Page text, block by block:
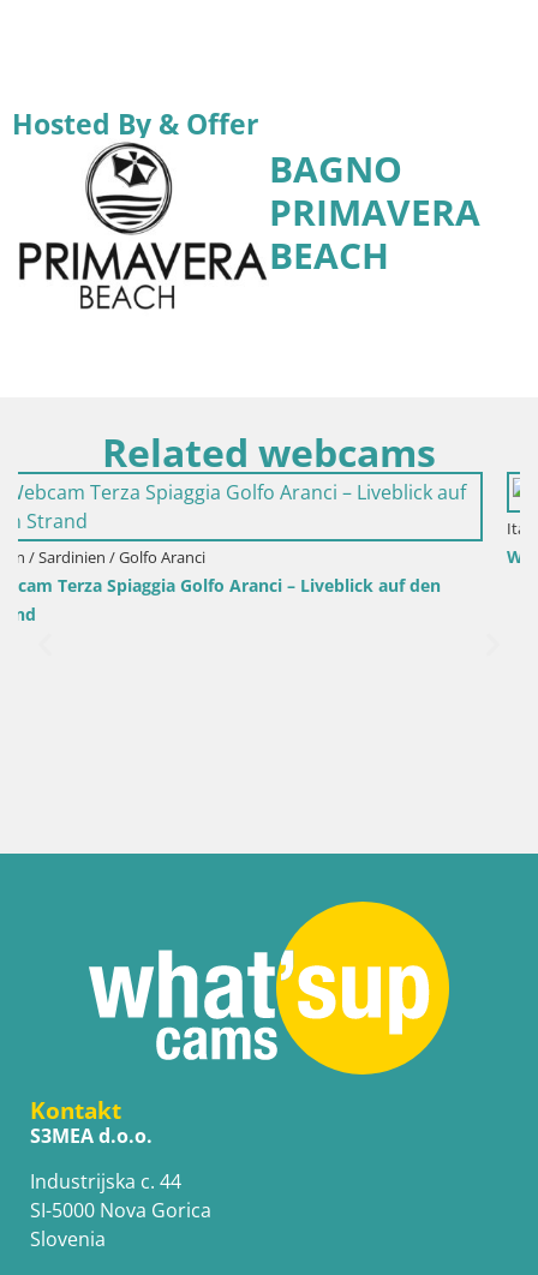
Hosted By & Offer
BAGNO
PRIMAVERA
BEACH
Related webcams
auf den
Webcam Porto Pino – Liveblick aus Sant’Anna
Kontakt
S3MEA d.o.o.
Industrijska c. 44
SI-5000 Nova Gorica
Slovenia